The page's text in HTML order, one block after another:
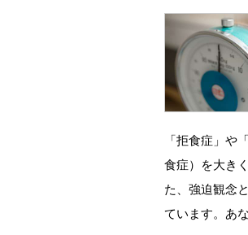
「拒食症」や
食症）を大き
た、強迫観念
ています。あ